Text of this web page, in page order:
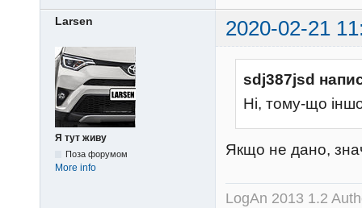
Larsen 2020-02-21
Я тут живу
Поза форумом
More info
sdj387jsd
Ні, тому-що
Якщо не дано,
LogAn 2013 1.2